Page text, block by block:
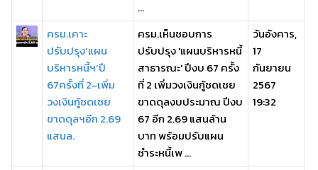
...
ครม.เคาะ
ปรับปรุง‘แผน
บริหารหนี้ฯ’ปี
67ครั้งที่ 2-เพิ่ม
วงเงินกู้ชดเชย
ขาดดุลฯอีก 2.69
แสนล.
ครม.เห็นชอบการ
ปรับปรุง 'แผนบริหารหนี้
สาธารณะ' ปีงบ 67 ครั้ง
ที่ 2 เพิ่มวงเงินกู้ชดเชย
ขาดดุลงบประมาณ ปีงบ
67 อีก 2.69 แสนล้าน
บาท พร้อมปรับแผน
ชำระหนี้เพ ...
วันอังคาร,
17
กันยายน
2567
19:32